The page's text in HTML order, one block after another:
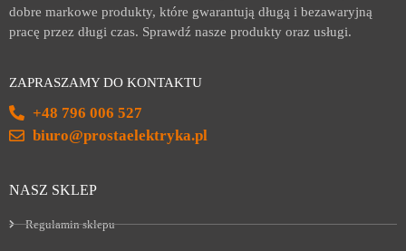
dobre markowe produkty, które gwarantują długą i bezawaryjną
pracę przez długi czas. Sprawdź nasze produkty oraz usługi.
ZAPRASZAMY DO KONTAKTU
+48 796 006 527
biuro@prostaelektryka.pl
NASZ SKLEP
Regulamin sklepu